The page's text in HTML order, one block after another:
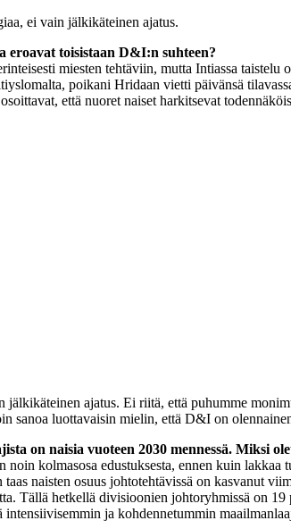
ei vain jälkikäteinen ajatus.
eroavat toisistaan D&I:n suhteen?
miesten tehtäviin, mutta Intiassa
poikani Hridaan vietti päivänsä
että nuoret naiset harkitsevat
ajatus. Ei riitä, että puhumme
sanoa luottavaisin mielin, että D&I on
on naisia vuoteen 2030 mennessä. Miksi
kolmasosa edustuksesta, ennen kuin
naisten osuus johtotehtävissä on kasvanut
Tällä hetkellä divisioonien johtoryhmissä on
ja kohdennetummin